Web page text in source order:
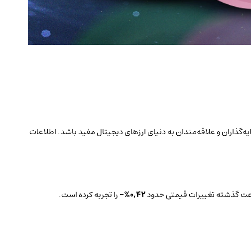
این اطلاعات می‌تواند برای سرمایه‌گذاران و علاقه‌مندان به دنیای ارزهای دیجیتال مفید باشد. اطلاعات
0,42%-
را تجربه کرده است.